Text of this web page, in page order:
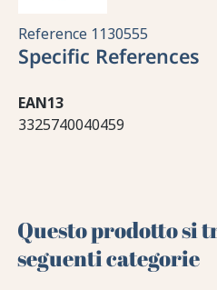
Reference 1130555
Specific References
EAN13
3325740040459
Questo prodotto si
seguenti categorie